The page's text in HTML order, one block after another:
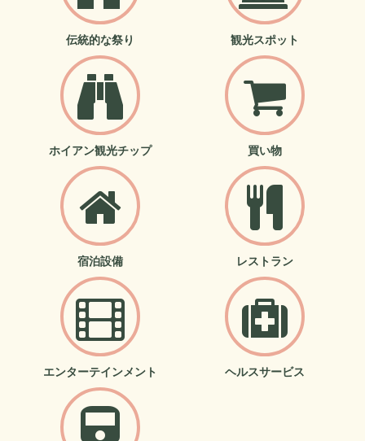
伝統的な祭り 観光スポット
ホイアン観光チップ 買い物
宿泊設備 レストラン
エンターテインメント ヘルスサービス